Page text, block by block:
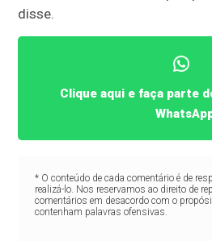
disse.
Clique aqui e faça parte
* O conteúdo de cada comentário é de
realizá-lo. Nos reservamos ao direito de
comentários em desacordo com o
contenham palavras ofensivas.